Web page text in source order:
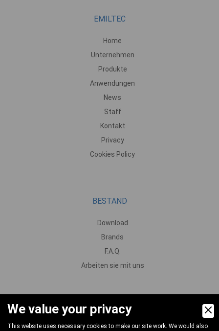
EMILTEC
Home
Unternehmen
Produkte
Anwendungen
News
Staff
Kontakt
Privacy
Cookies Policy
BESTAND
Download
Brands
F.A.Q.
Arbeiten sie mit uns
PRODUKTE
We value your privacy
This website uses necessary cookies to make our site work. We would also